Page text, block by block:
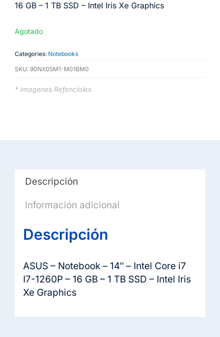
16 GB – 1 TB SSD – Intel Iris Xe Graphics
Agotado
Categories: Notebooks
SKU: 90NX05M1-M01BM0
* Imagenes Refenciales
Descripción
Información adicional
Descripción
ASUS – Notebook – 14″ – Intel Core i7
I7-1260P – 16 GB – 1 TB SSD – Intel Iris
Xe Graphics